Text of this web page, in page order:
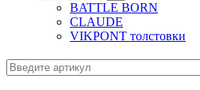
BATTLE BORN
CLAUDE
VIKPONT толстовки